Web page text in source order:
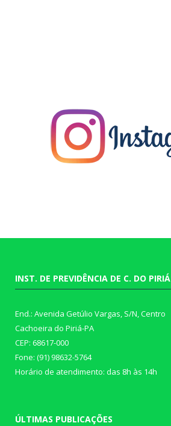
INST. DE PREVIDÊNCIA DE C. DO PIRIÁ
End.: Avenida Getúlio Vargas, S/N, Centro
Cachoeira do Piriá-PA
CEP: 68617-000
Fone: (91) 98632-5764
Horário de atendimento: das 8h às 14h
ÚLTIMAS PUBLICAÇÕES